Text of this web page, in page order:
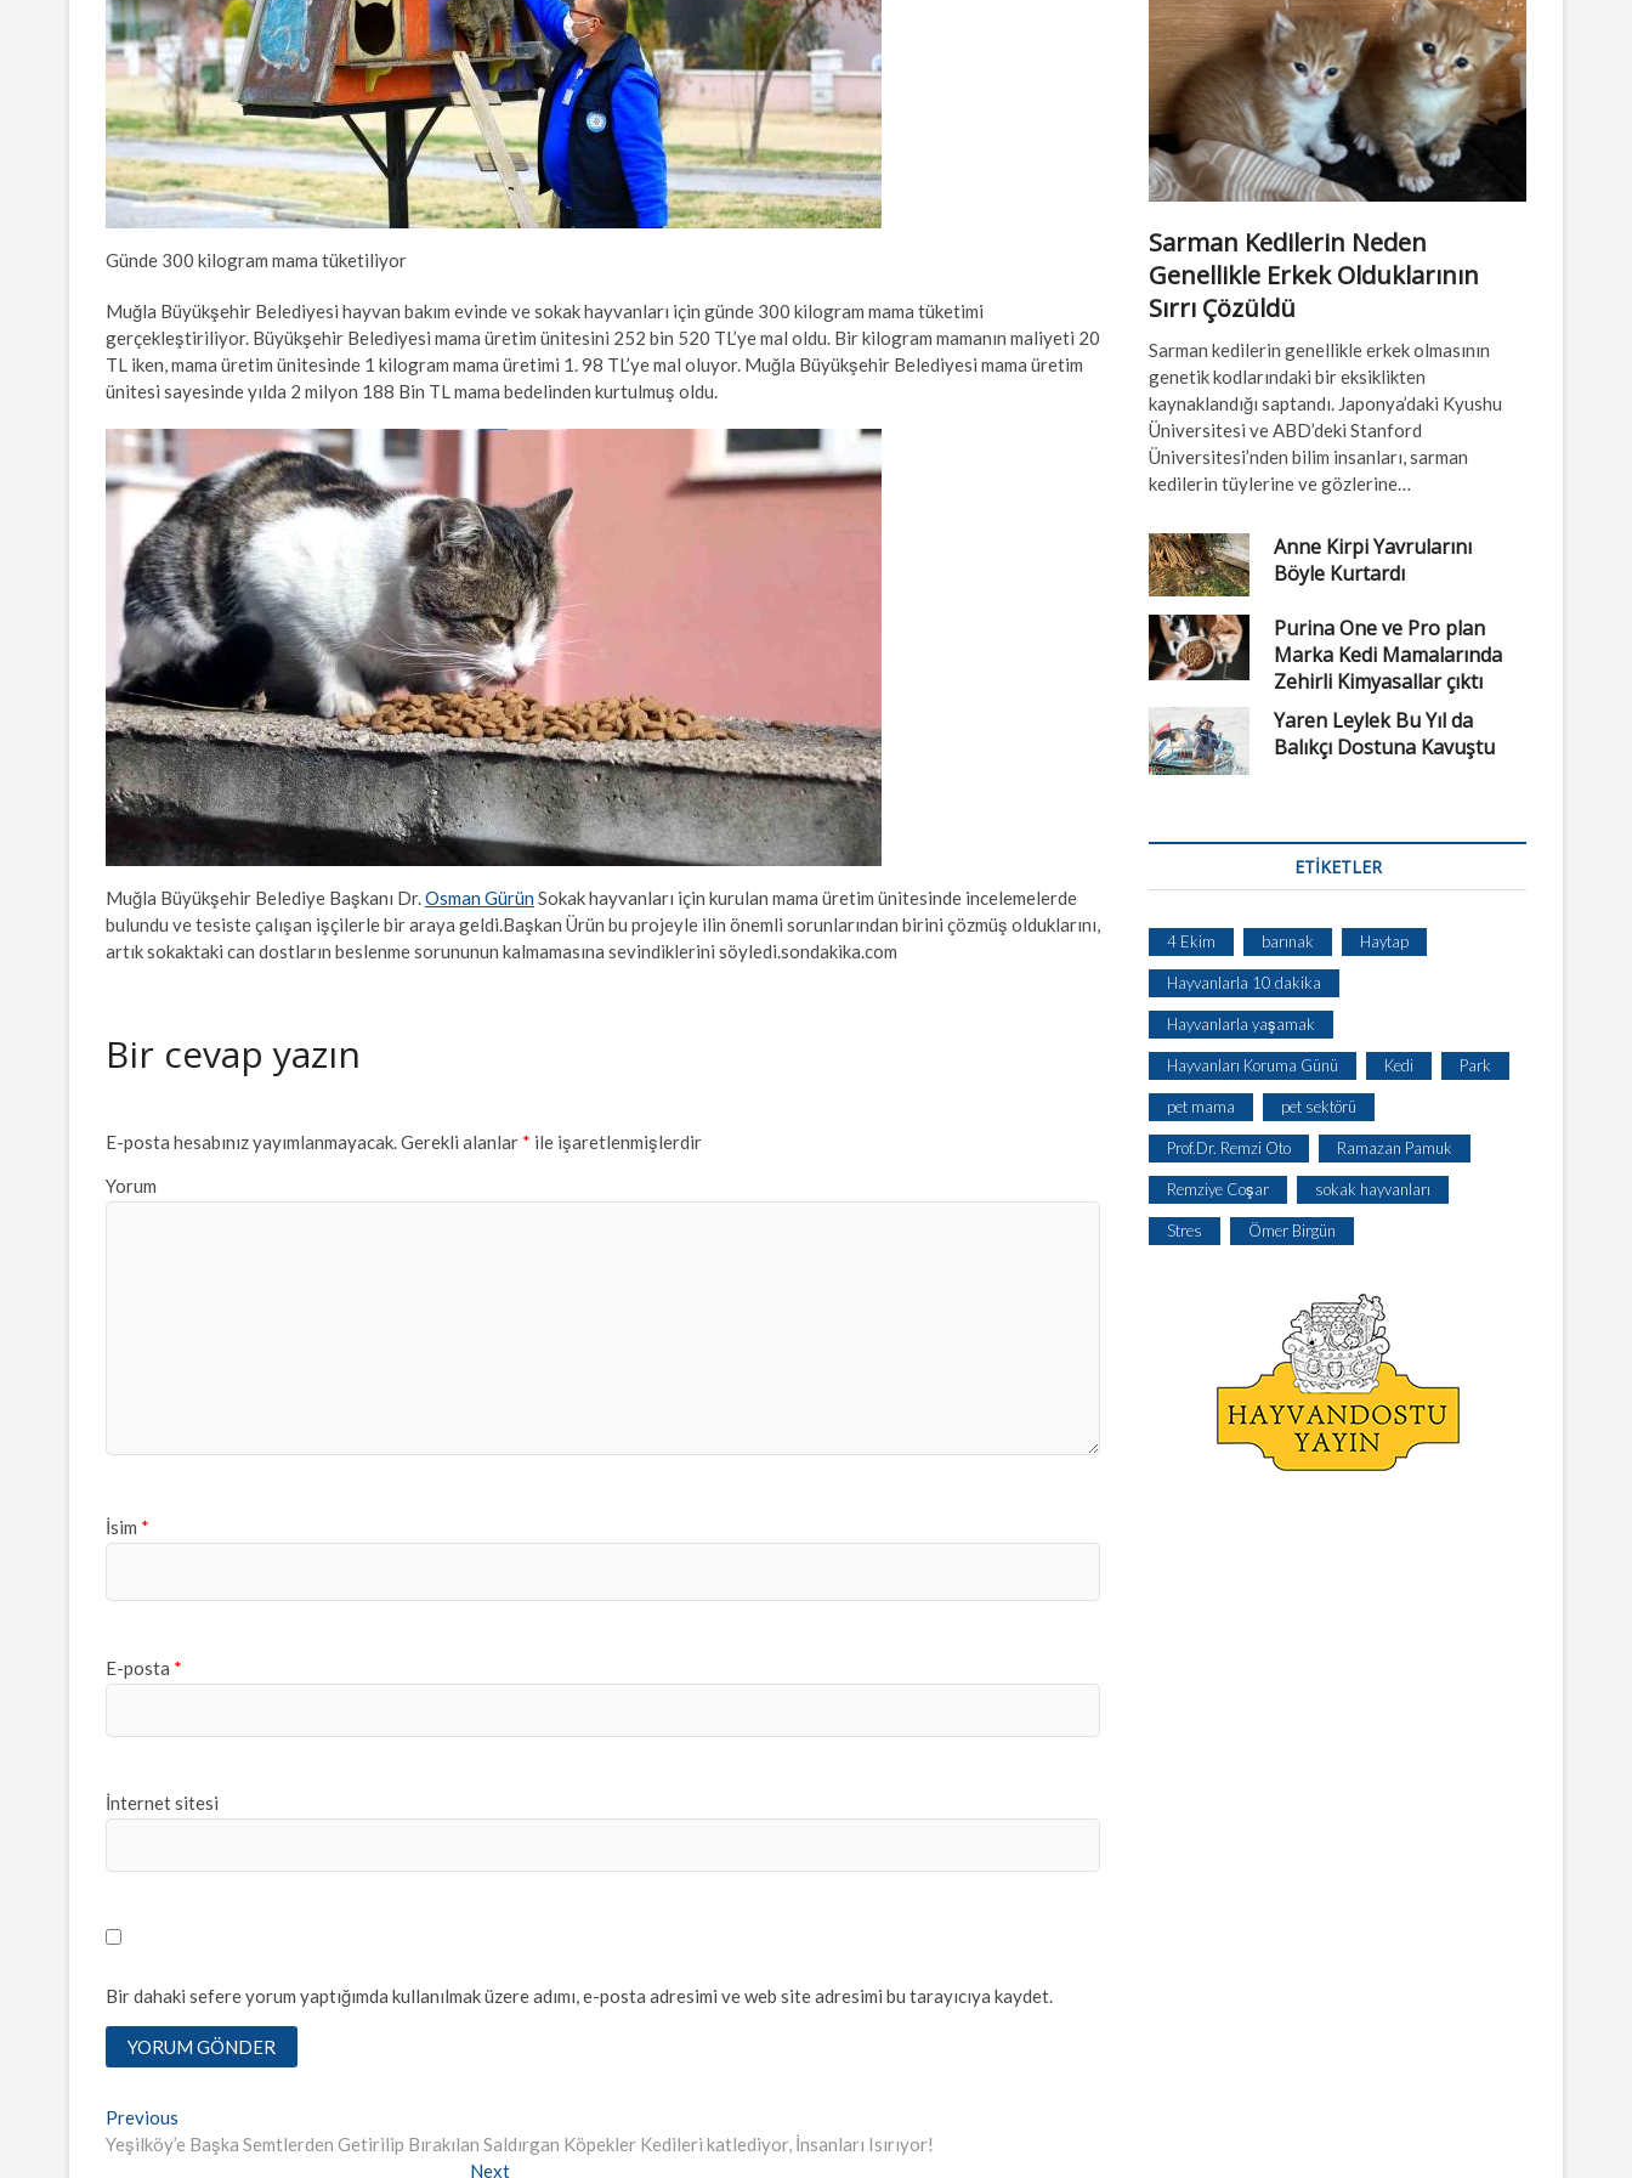
Günde 300 kilogram mama tüketiliyor
Muğla Büyükşehir Belediyesi hayvan bakım evinde ve sokak hayvanları için günde 300 kilogram mama tüketimi
gerçekleştiriliyor. Büyükşehir Belediyesi mama üretim ünitesini 252 bin 520 TL’ye mal oldu. Bir kilogram mamanın maliyeti 20
TL iken, mama üretim ünitesinde 1 kilogram mama üretimi 1. 98 TL’ye mal oluyor. Muğla Büyükşehir Belediyesi mama üretim
ünitesi sayesinde yılda 2 milyon 188 Bin TL mama bedelinden kurtulmuş oldu.
Muğla Büyükşehir Belediye Başkanı Dr.Osman Gürün Sokak hayvanları için kurulan mama üretim ünitesinde incelemelerde
bulundu ve tesiste çalışan işçilerle bir araya geldi.Başkan Ürün bu projeyle ilin önemli sorunlarından birini çözmüş olduklarını,
artık sokaktaki can dostların beslenme sorununun kalmamasına sevindiklerini söyledi.sondakika.com
Bir cevap yazın
E-posta hesabınız yayımlanmayacak.Gerekli alanlar * ile işaretlenmişlerdir
Yorum
İsim *
E-posta *
İnternet sitesi
Bir dahaki sefere yorum yaptığımda kullanılmak üzere adımı, e-posta adresimi ve web site adresimi bu tarayıcıya kaydet.
Yazı
dolaşımı
Previous
post:
Yeşilköy’e Başka Semtlerden Getirilip Bırakılan Saldırgan Köpekler Kedileri katlediyor, İnsanları Isırıyor!
NextNext
Sarman Kedilerin Neden
Genellikle Erkek Olduklarının
Sırrı Çözüldü
Sarman kedilerin genellikle erkek olmasının
genetik kodlarındaki bir eksiklikten
kaynaklandığı saptandı. Japonya’daki Kyushu
Üniversitesi ve ABD’deki Stanford
Üniversitesi’nden bilim insanları, sarman
kedilerin tüylerine ve gözlerine…
Anne Kirpi Yavrularını
Böyle Kurtardı
Purina One ve Pro plan
Marka Kedi Mamalarında
Zehirli Kimyasallar çıktı
Yaren Leylek Bu Yıl da
Balıkçı Dostuna Kavuştu
ETIKETLER
4 Ekim barınak Haytap
Hayvanlarla 10 dakika
Hayvanlarla yaşamak
Hayvanları Koruma Günü Kedi Park
pet mama pet sektörü
Prof.Dr. Remzi Oto Ramazan Pamuk
Remziye Coşar sokak hayvanları
Stres Ömer Birgün